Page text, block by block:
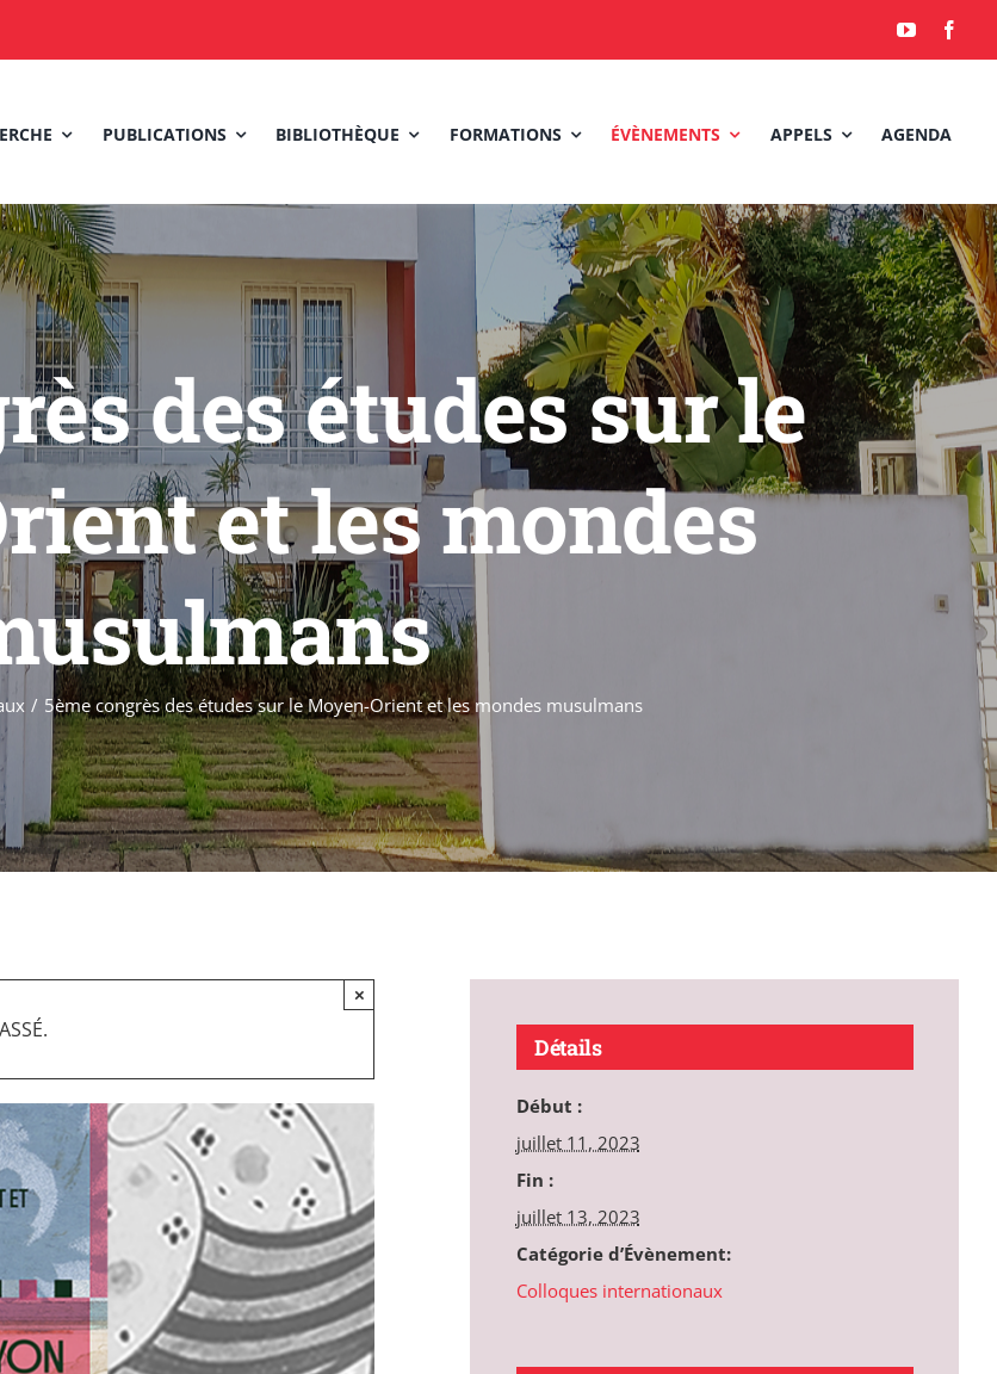
PUBLICATIONS BIBLIOTHÈQUE FORMATIONS ÉVÈNEMENTS APPELS AGENDA
des études sur le
et les mondes
5ème congrès des études sur le Moyen-Orient et les mondes musulmans
×
Détails
Début :
juillet 11, 2023
Fin :
juillet 13, 2023
Catégorie d’Évènement:
Colloques internationaux